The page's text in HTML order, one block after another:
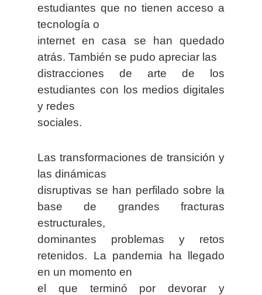
estudiantes que no tienen acceso a
tecnología o
internet en casa se han quedado
atrás. También se pudo apreciar las
distracciones de arte de los
estudiantes con los medios digitales
y redes
sociales.
Las transformaciones de transición y
las dinámicas
disruptivas se han perfilado sobre la
base de grandes fracturas
estructurales,
dominantes problemas y retos
retenidos. La pandemia ha llegado
en un momento en
el que terminó por devorar y